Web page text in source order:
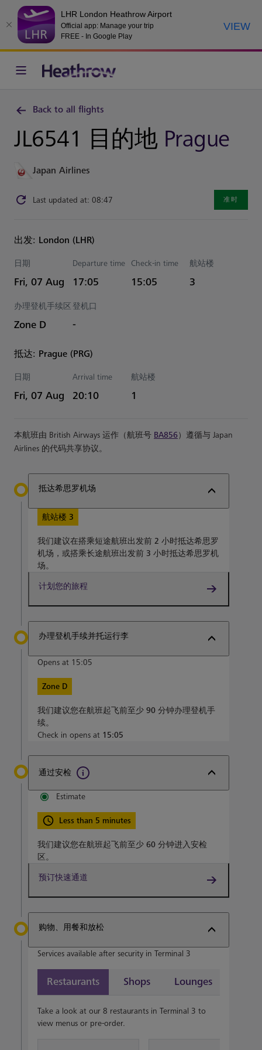
LHR London Heathrow Airport
Official app: Manage your trip
FREE - In Google Play
VIEW
Back to all flights
JL6541 目的地 Prague
Japan Airlines
Last updated at: 08:47 准时
出发: London (LHR)
日期
Fri, 07 Aug
Departure time
Estimated 时间
17:05
Check-in time
15:05
航站楼
3
办理登机手续区
Zone D
登机口
-
抵达: Prague (PRG)
日期
Fri, 07 Aug
Arrival time
Estimated 时间
20:10
航站楼
1
本航班由 British Airways 运作（航班号 BA856）遵循与 Japan
Airlines 的代码共享协议。
抵达希思罗机场
航站楼 3
我们建议在搭乘短途航班出发前 2 小时抵达希思罗
机场，或搭乘长途航班出发前 3 小时抵达希思罗机
场。
计划您的旅程
办理登机手续并托运行李
Opens at 15:05
Zone D
我们建议您在航班起飞前至少 90 分钟办理登机手
续。
Check in opens at 15:05
通过安检
Estimate
Less than 5 minutes
我们建议您在航班起飞前至少 60 分钟进入安检
区。
预订快速通道
购物、用餐和放松
Services available after security in Terminal 3
Restaurants Shops Lounges
Take a look at our 8 restaurants in Terminal 3 to
view menus or pre-order.